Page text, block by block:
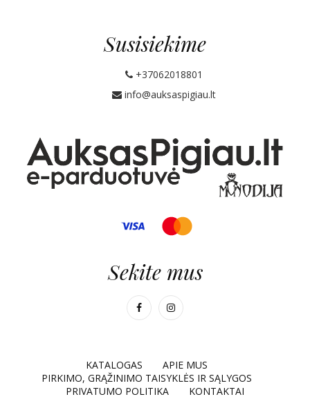
Susisiekime
+37062018801
info@auksaspigiau.lt
Sekite mus
KATALOGAS
APIE MUS
PIRKIMO, GRĄŽINIMO TAISYKLĖS IR SĄLYGOS
PRIVATUMO POLITIKA
KONTAKTAI